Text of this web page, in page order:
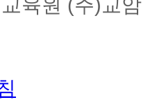
육원 (주)교암